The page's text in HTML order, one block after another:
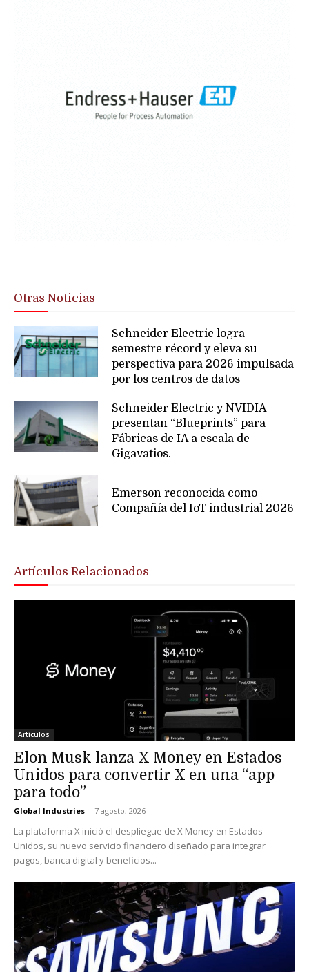
Otras Noticias
Schneider Electric logra
semestre récord y eleva su
perspectiva para 2026 impulsada
por los centros de datos
Schneider Electric y NVIDIA
presentan “Blueprints” para
Fábricas de IA a escala de
Gigavatios.
Emerson reconocida como
Compañía del IoT industrial 2026
Artículos Relacionados
Artículos
Elon Musk lanza X Money en Estados
Unidos para convertir X en una “app
para todo”
Global Industries - 7 agosto, 2026
La plataforma X inició el despliegue de X Money en Estados
Unidos, su nuevo servicio financiero diseñado para integrar
pagos, banca digital y beneficios...